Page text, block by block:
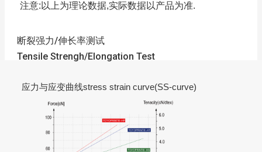
注意:以上为理论数据,实际数据以产品为准.
断裂强力/伸长率测试
Tensile Strengh/Elongation Test
应力与应变曲线stress strain curve(SS-curve)